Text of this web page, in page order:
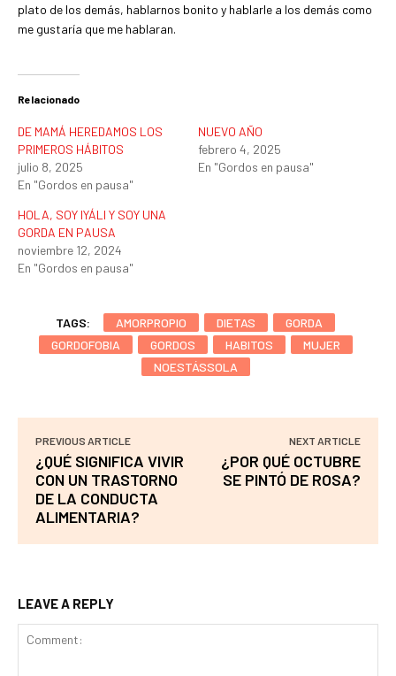
plato de los demás, hablarnos bonito y hablarle a los demás como
me gustaría que me hablaran.
Relacionado
DE MAMÁ HEREDAMOS LOS
PRIMEROS HÁBITOS
julio 8, 2025
En "Gordos en pausa"
NUEVO AÑO
febrero 4, 2025
En "Gordos en pausa"
HOLA, SOY IYÁLI Y SOY UNA
GORDA EN PAUSA
noviembre 12, 2024
En "Gordos en pausa"
TAGS: AMORPROPIO DIETAS
GORDA
GORDOFOBIA
GORDOS HABITOS
MUJER
NOESTÁSSOLA
PREVIOUS ARTICLE
¿QUÉ SIGNIFICA VIVIR
CON UN TRASTORNO
DE LA CONDUCTA
ALIMENTARIA?
NEXT ARTICLE
¿POR QUÉ OCTUBRE
SE PINTÓ DE ROSA?
LEAVE A REPLY